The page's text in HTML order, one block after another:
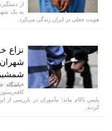
از
به یک
هویت جعلی در ایران زندگی می‌کرد.
نزاع
«باشگاه
کردند.